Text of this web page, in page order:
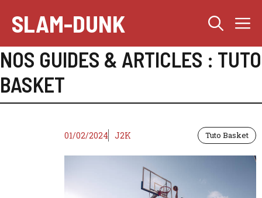
contenu
SLAM-DUNK
NOS GUIDES & ARTICLES : TUTO
BASKET
01/02/2024 J2K Tuto Basket